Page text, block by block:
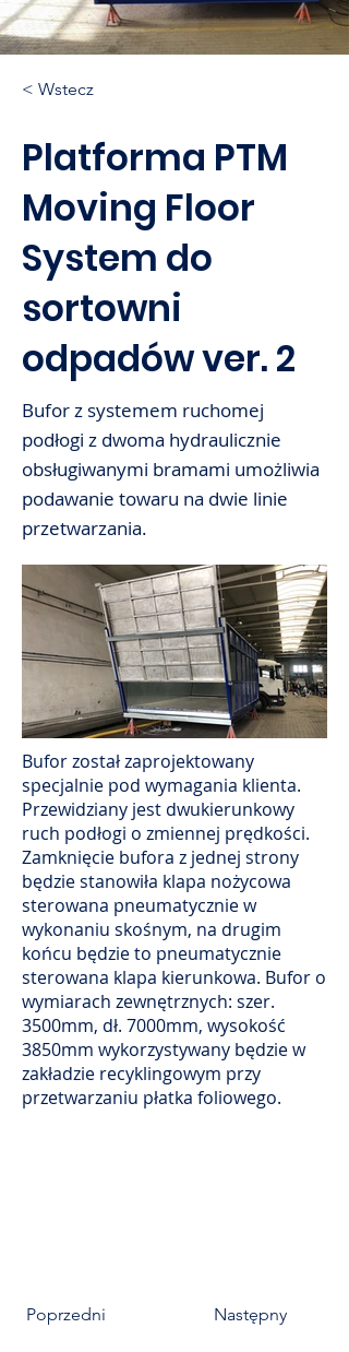
< Wstecz
Platforma PTM
Moving Floor
System do
sortowni
odpadów ver. 2
Bufor z systemem ruchomej
podłogi z dwoma hydraulicznie
obsługiwanymi bramami umożliwia
podawanie towaru na dwie linie
przetwarzania.
Bufor został zaprojektowany
specjalnie pod wymagania klienta.
Przewidziany jest dwukierunkowy
ruch podłogi o zmiennej prędkości.
Zamknięcie bufora z jednej strony
będzie stanowiła klapa nożycowa
sterowana pneumatycznie w
wykonaniu skośnym, na drugim
końcu będzie to pneumatycznie
sterowana klapa kierunkowa. Bufor o
wymiarach zewnętrznych: szer.
3500mm, dł. 7000mm, wysokość
3850mm wykorzystywany będzie w
zakładzie recyklingowym przy
przetwarzaniu płatka foliowego.
Poprzedni Następny